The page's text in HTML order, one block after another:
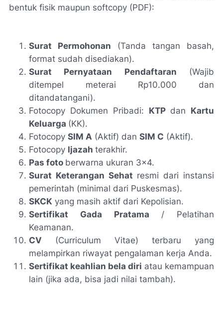
bentuk fisik maupun softcopy (PDF):
Surat Permohonan (Tanda tangan basah,
format sudah disediakan).
Surat Pernyataan Pendaftaran (Wajib
ditempel meterai Rp10.000 dan
ditandatangani).
Fotocopy Dokumen Pribadi: KTP dan Kartu
Keluarga (KK).
Fotocopy SIM A (Aktif) dan SIM C (Aktif).
Fotocopy Ijazah terakhir.
Pas foto berwarna ukuran 3x4.
Surat Keterangan Sehat resmi dari instansi
pemerintah (minimal dari Puskesmas).
SKCK yang masih aktif dari Kepolisian.
Sertifikat Gada Pratama / Pelatihan
Keamanan.
CV (Curriculum Vitae) terbaru yang
melampirkan riwayat pengalaman kerja Anda.
Sertifikat keahlian bela diri atau kemampuan
lain (jika ada, bisa jadi nilai tambah).